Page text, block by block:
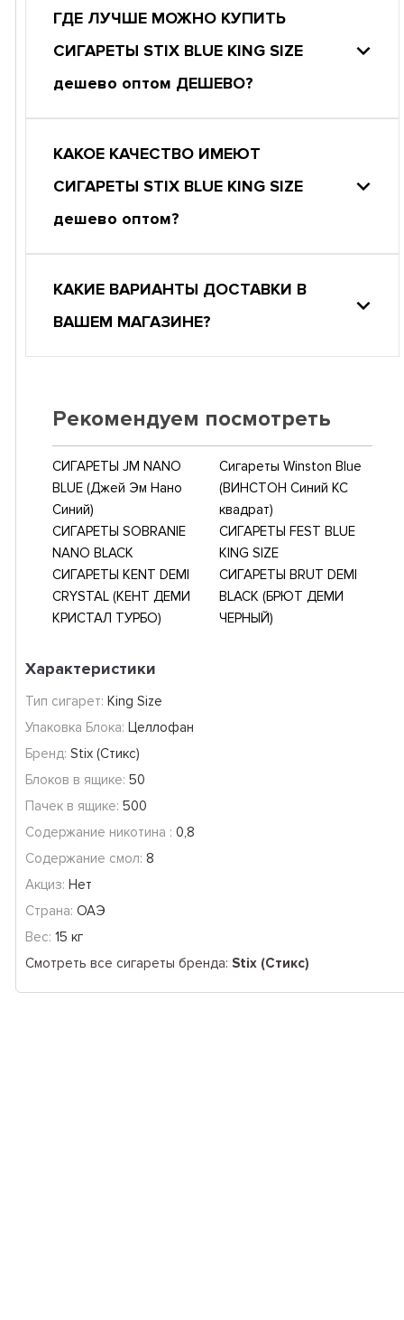
ГДЕ ЛУЧШЕ МОЖНО КУПИТЬ
СИГАРЕТЫ STIX BLUE KING SIZE
дешево оптом ДЕШЕВО?
КАКОЕ КАЧЕСТВО ИМЕЮТ
СИГАРЕТЫ STIX BLUE KING SIZE
дешево оптом?
КАКИЕ ВАРИАНТЫ ДОСТАВКИ В
ВАШЕМ МАГАЗИНЕ?
Рекомендуем посмотреть
СИГАРЕТЫ JM NANO
BLUE (Джей Эм Нано
Синий)
СИГАРЕТЫ SOBRANIE
NANO BLACK
СИГАРЕТЫ KENT DEMI
CRYSTAL (КЕНТ ДЕМИ
КРИСТАЛ ТУРБО)
Сигареты Winston Blue
(ВИНСТОН Синий КС
квадрат)
СИГАРЕТЫ FEST BLUE
KING SIZE
СИГАРЕТЫ BRUT DEMI
BLACK (БРЮТ ДЕМИ
ЧЕРНЫЙ)
Характеристики
Тип сигарет: King Size
Упаковка Блока: Целлофан
Бренд: Stix (Стикс)
Блоков в ящике: 50
Пачек в ящике: 500
Содержание никотина : 0,8
Содержание смол: 8
Акциз: Нет
Страна: ОАЭ
Вес: 15 кг
Смотреть все сигареты бренда: Stix (Стикс)